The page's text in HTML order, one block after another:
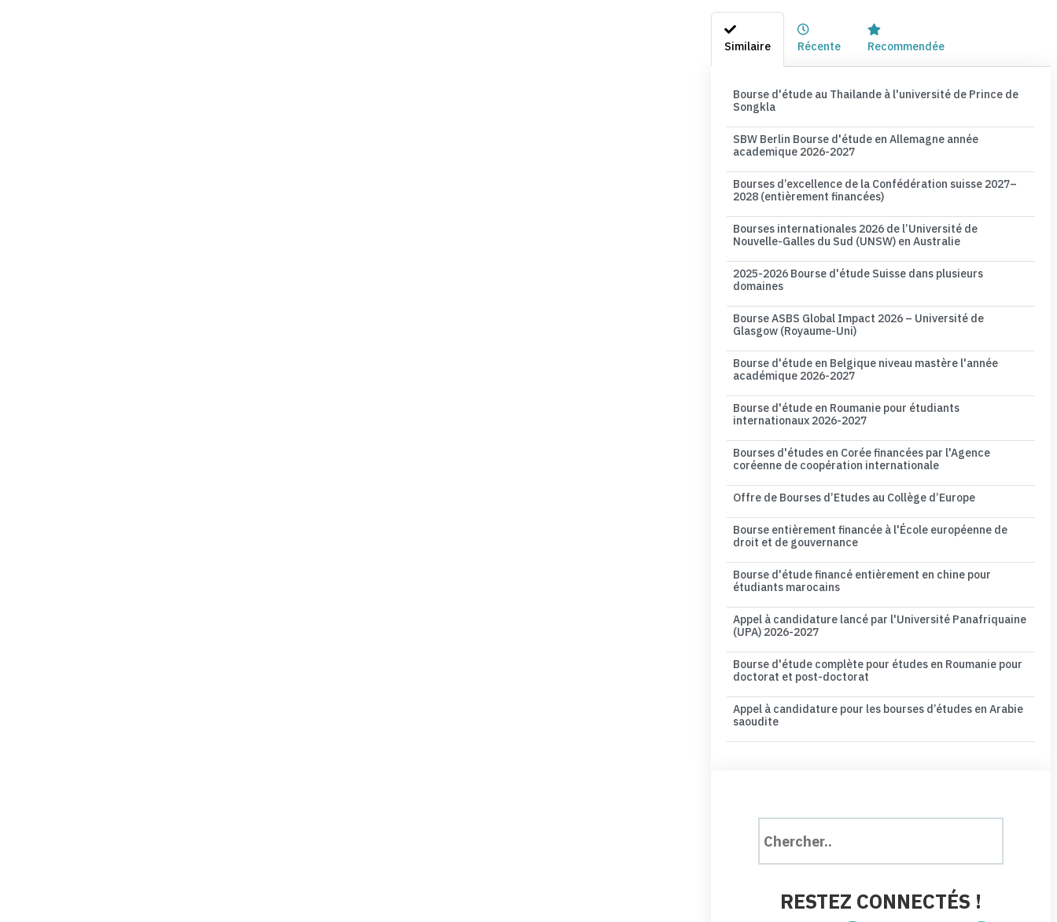
Similaire Récente Recommendée
Bourse d'étude au Thailande à l'université de Prince de
Songkla
SBW Berlin Bourse d'étude en Allemagne année
academique 2026-2027
Bourses d’excellence de la Confédération suisse 2027–
2028 (entièrement financées)
Bourses internationales 2026 de l’Université de
Nouvelle-Galles du Sud (UNSW) en Australie
2025-2026 Bourse d'étude Suisse dans plusieurs
domaines
Bourse ASBS Global Impact 2026 – Université de
Glasgow (Royaume-Uni)
Bourse d'étude en Belgique niveau mastère l'année
académique 2026-2027
Bourse d'étude en Roumanie pour étudiants
internationaux 2026-2027
Bourses d'études en Corée financées par l'Agence
coréenne de coopération internationale
Offre de Bourses d’Etudes au Collège d’Europe
Bourse entièrement financée à l'École européenne de
droit et de gouvernance
Bourse d'étude financé entièrement en chine pour
étudiants marocains
Appel à candidature lancé par l'Université Panafriquaine
(UPA) 2026-2027
Bourse d'étude complète pour études en Roumanie pour
doctorat et post-doctorat
Appel à candidature pour les bourses d’études en Arabie
saoudite
RESTEZ CONNECTÉS !